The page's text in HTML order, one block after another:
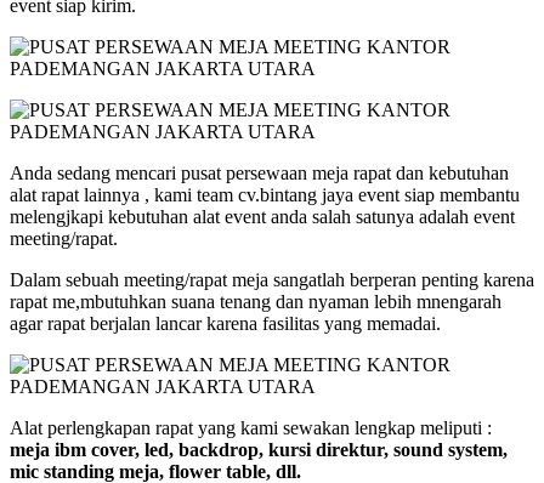
event siap kirim.
Anda sedang mencari pusat persewaan meja rapat dan kebutuhan
alat rapat lainnya , kami team cv.bintang jaya event siap membantu
melengjkapi kebutuhan alat event anda salah satunya adalah event
meeting/rapat.
Dalam sebuah meeting/rapat meja sangatlah berperan penting karena
rapat me,mbutuhkan suana tenang dan nyaman lebih mnengarah
agar rapat berjalan lancar karena fasilitas yang memadai.
Alat perlengkapan rapat yang kami sewakan lengkap meliputi :
meja ibm cover, led, backdrop, kursi direktur, sound system,
mic standing meja, flower table, dll.